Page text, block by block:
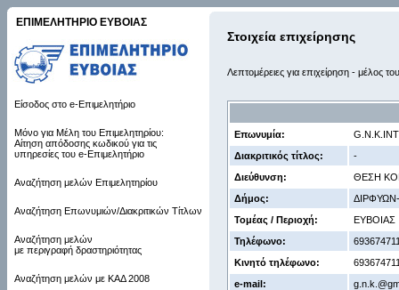
ΕΠΙΜΕΛΗΤΗΡΙΟ ΕΥΒΟΙΑΣ
Είσοδος στο e-Επιμελητήριο
Μόνο για Μέλη του Επιμελητηρίου:
Αίτηση απόδοσης κωδικού για τις
υπηρεσίες του e-Επιμελητήριο
Αναζήτηση μελών Επιμελητηρίου
Αναζήτηση Επωνυμιών/Διακριτικών Τίτλων
Αναζήτηση μελών
με περιγραφή δραστηριότητας
Αναζήτηση μελών με ΚΑΔ 2008
Στοιχεία επιχείρησης
Λεπτομέρειες για επιχείρηση - μέλος
Επωνυμία:
Διακριτικός τίτλος:
-
Διεύθυνση:
ΘΕΣΗ
Δήμος:
Τομέας / Περιοχή:
ΕΥΒΟΙΑΣ
Τηλέφωνο:
Κινητό τηλέφωνο:
e-mail: